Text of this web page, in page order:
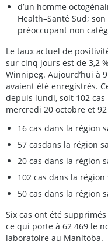
d’un homme
Health–Santé Sud;
préoccupant non
Le taux actuel de
sur cinq jours est de 3,2
Winnipeg. Aujourd’hui à
avaient été enregistrés.
depuis lundi, soit 102
mercredi 20 octobre et
16 cas dans la région
57 casdans la région
20 cas dans la région
102 cas dans la
50 cas dans la région
Six cas ont été
ce qui porte à 62 469 le
laboratoire au Manitoba.